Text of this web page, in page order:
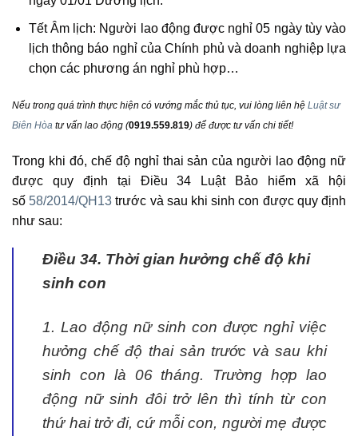
Tết Âm lịch: Người lao động được nghỉ 05 ngày tùy vào
lịch thông báo nghỉ của Chính phủ và doanh nghiệp lựa
chọn các phương án nghỉ phù hợp…
Nếu trong quá trình thực hiện có vướng mắc thủ tục, vui lòng liên hệ Luật sư
Biên Hòa tư vấn lao động (0919.559.819) để được tư vấn chi tiết!
Trong khi đó, chế độ nghỉ thai sản của người lao động nữ
được quy định tại Điều 34 Luật Bảo hiểm xã hội
số 58/2014/QH13 trước và sau khi sinh con được quy định
như sau:
Điều 34. Thời gian hưởng chế độ khi
sinh con
1. Lao động nữ sinh con được nghỉ việc
hưởng chế độ thai sản trước và sau khi
sinh con là 06 tháng. Trường hợp lao
động nữ sinh đôi trở lên thì tính từ con
thứ hai trở đi, cứ mỗi con, người mẹ được